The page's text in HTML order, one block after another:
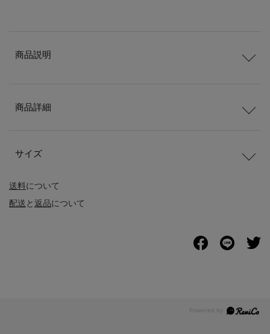
送料について
配送と返品について
商品説明
商品詳細
サイズ